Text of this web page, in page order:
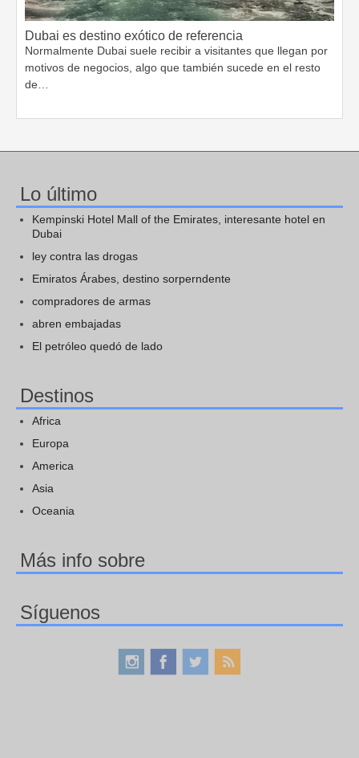
Dubai es destino exótico de referencia
Normalmente Dubai suele recibir a visitantes que llegan por
motivos de negocios, algo que también sucede en el resto
de…
Lo último
Kempinski Hotel Mall of the Emirates, interesante hotel en
Dubai
ley contra las drogas
Emiratos Árabes, destino sorperndente
compradores de armas
abren embajadas
El petróleo quedó de lado
Destinos
Africa
Europa
America
Asia
Oceania
Más info sobre
Síguenos